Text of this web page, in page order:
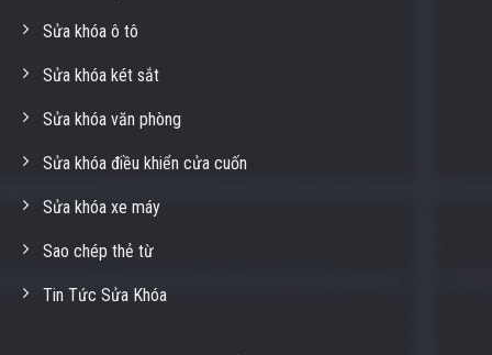
Sửa khóa ô tô
Sửa khóa két sắt
Sửa khóa văn phòng
Sửa khóa điều khiển cửa cuốn
Sửa khóa xe máy
Sao chép thẻ từ
Tin Tức Sửa Khóa